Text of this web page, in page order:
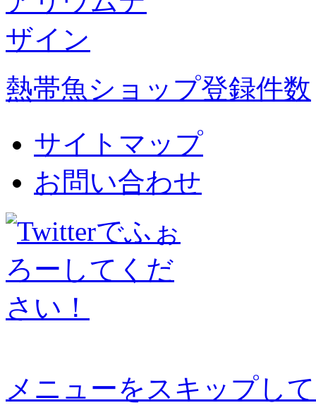
熱帯魚ショップ登録件数
サイトマップ
お問い合わせ
メニューをスキップし